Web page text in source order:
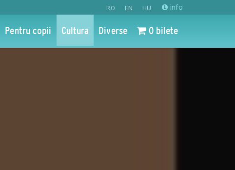
RO EN HU info
Pentru copii Cultura Diverse 0 bilete